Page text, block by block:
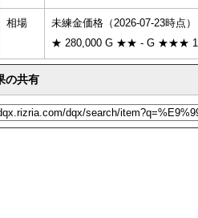
相場
未練金価格（2026-07-23時点）
★ 280,000 G ★★ - G ★★★
の共有